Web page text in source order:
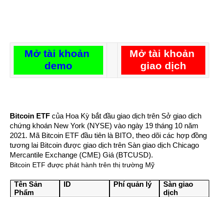
Mở tài khoản
demo
Mở tài khoản
giao dịch
Bitcoin ETF của Hoa Kỳ bắt đầu giao dịch trên Sở giao dịch
chứng khoán New York (NYSE) vào ngày 19 tháng 10 năm
2021. Mã Bitcoin ETF đầu tiên là BITO, theo dõi các hợp đồng
tương lai Bitcoin được giao dịch trên Sàn giao dịch Chicago
Mercantile Exchange (CME) Giá (BTCUSD).
Bitcoin ETF được phát hành trên thị trường Mỹ
Tên Sản
Phẩm
ID Phí quản lý
Sàn giao
dịch